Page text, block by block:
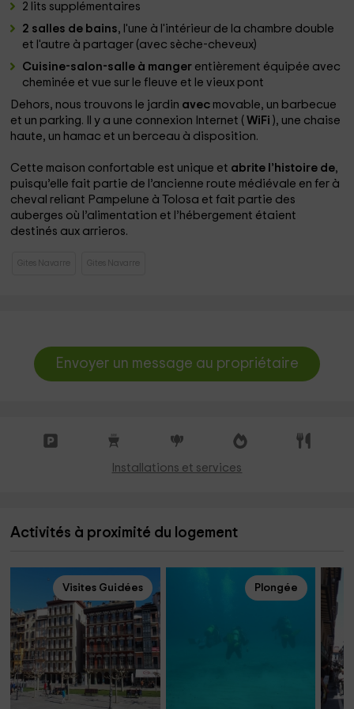
2 lits supplémentaires
2 salles de bains, l'une à l'intérieur de la chambre double
et l'autre à partager (avec sèche-cheveux)
Cuisine-salon-salle à manger entièrement équipée avec
cheminée et vue sur le fleuve et le vieux pont
Dehors, nous trouvons le jardin avec movable, un barbecue
et un parking. Il y a une connexion Internet ( WiFi ), une chaise
haute, un hamac et un berceau à disposition.
Cette maison confortable est unique et abrite l’histoire de,
puisqu’elle fait partie de l’ancienne route médiévale en fer à
cheval reliant Pampelune à Tolosa et fait partie des
auberges où l’alimentation et l’hébergement étaient
destinés aux arrieros.
Gites Navarre Gites Navarre
Envoyer un message au propriétaire
Installations et services
Activités à proximité du logement
Visites Guidées Plongée